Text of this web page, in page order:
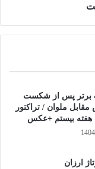
برتر پس از شکست
ملوان / تراکتور
بیستم +عکس
ارزان